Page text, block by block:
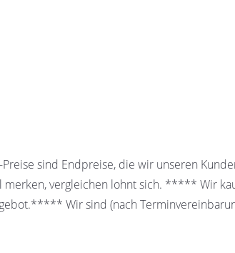
sind Endpreise, die wir unseren
vergleichen lohnt sich. ***** Wir
Wir sind (nach